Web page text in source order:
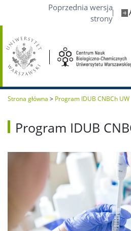
Poprzednia wersja
strony
Strona główna > Program IDUB CNBCh UW
Program IDUB